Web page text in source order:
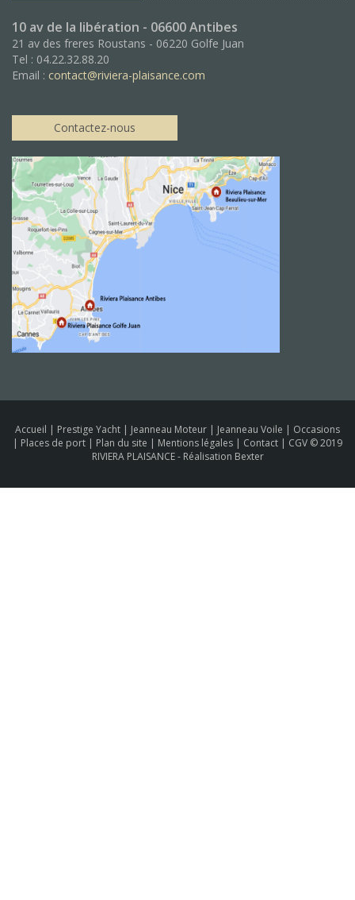
10 av de la libération - 06600 Antibes
21 av des freres Roustans - 06220 Golfe Juan
Tel : 04.22.32.88.20
Email : contact@riviera-plaisance.com
Contactez-nous
Accueil | Prestige Yacht | Jeanneau Moteur | Jeanneau Voile | Occasions
| Places de port | Plan du site | Mentions légales | Contact | CGV © 2019
RIVIERA PLAISANCE - Réalisation Bexter